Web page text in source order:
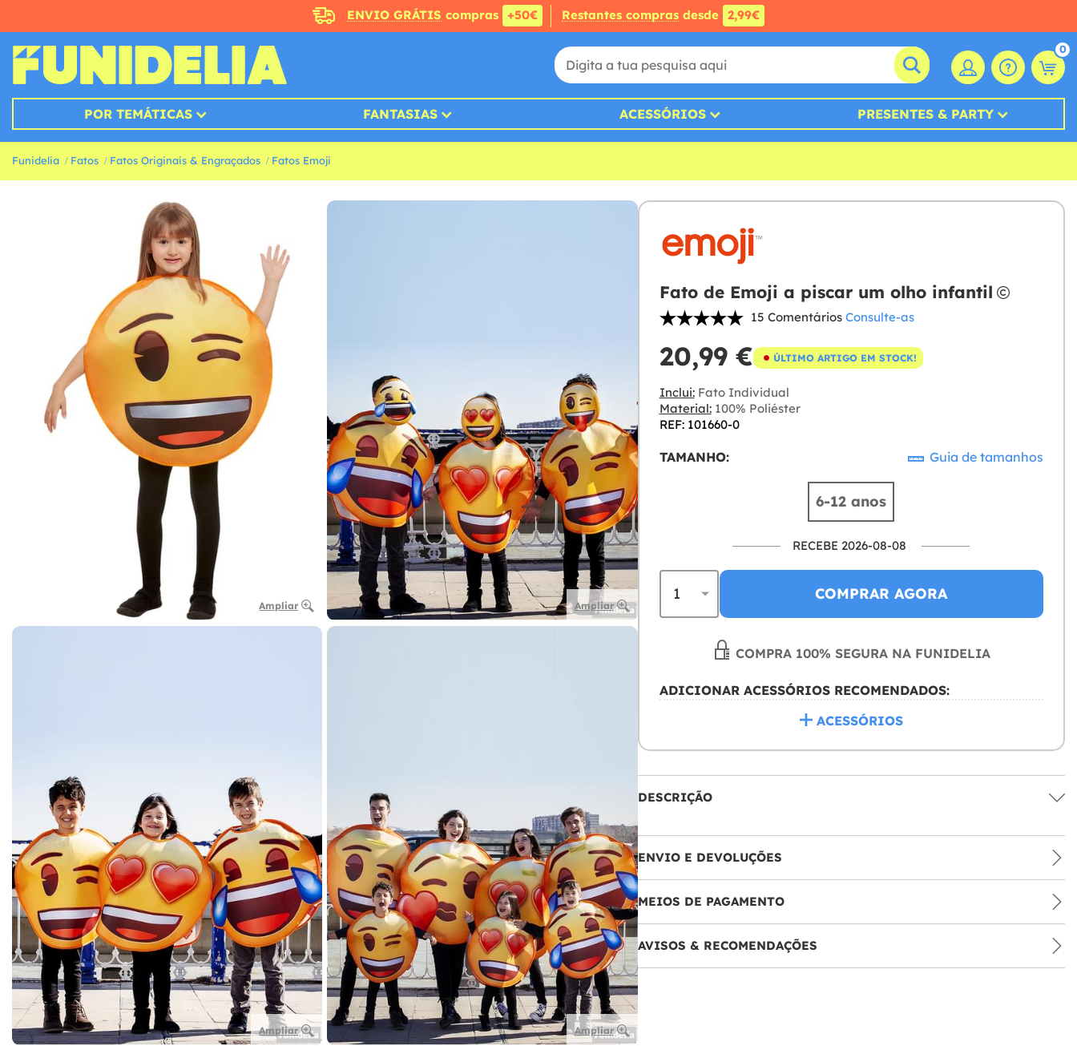
ENVIO GRÁTIS compras +50€ Restantes compras desde 2,99€
0
POR TEMÁTICAS FANTASIAS ACESSÓRIOS PRESENTES & PARTY
Funidelia Fatos Fatos Originais & Engraçados Fatos Emoji
Ampliar Ampliar
Ampliar Ampliar
Fato de Emoji a piscar um olho infantil
15 Comentários Consulte-as
20,99 € ÚLTIMO ARTIGO EM STOCK!
Inclui:Fato Individual
Material:100% Poliéster
REF: 101660-0
TAMANHO: Guia de tamanhos
6-12 anos
RECEBE 2026-08-08
COMPRAR AGORA
COMPRA 100% SEGURA NA FUNIDELIA
ADICIONAR ACESSÓRIOS RECOMENDADOS:
ACESSÓRIOS
DESCRIÇÃO
ENVIO E DEVOLUÇÕES
MEIOS DE PAGAMENTO
AVISOS & RECOMENDAÇÕES